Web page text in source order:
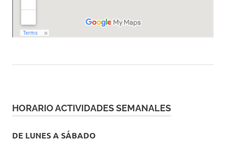
HORARIO ACTIVIDADES SEMANALES
DE LUNES A SÁBADO